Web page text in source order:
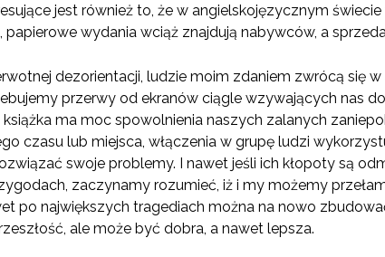
jest również to, że w angielskojęzycznym
wydania wciąż znajdują nabywców, a
dezorientacji, ludzie moim zdaniem zwrócą się w
przerwy od ekranów ciągle wzywających nas
ma moc spowolnienia naszych zalanych
czasu lub miejsca, włączenia w grupę ludzi
swoje problemy. I nawet jeśli ich kłopoty są
zaczynamy rozumieć, iż i my możemy
po największych tragediach można na nowo
ale może być dobra, a nawet lepsza.